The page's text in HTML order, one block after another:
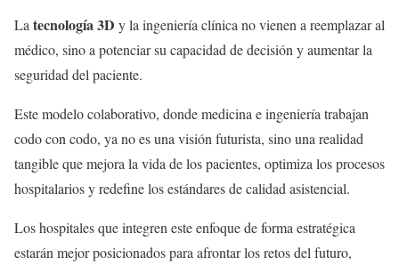
La tecnología 3D y la ingeniería clínica no vienen a reemplazar al
médico, sino a potenciar su capacidad de decisión y aumentar la
seguridad del paciente.
Este modelo colaborativo, donde medicina e ingeniería trabajan
codo con codo, ya no es una visión futurista, sino una realidad
tangible que mejora la vida de los pacientes, optimiza los procesos
hospitalarios y redefine los estándares de calidad asistencial.
Los hospitales que integren este enfoque de forma estratégica
estarán mejor posicionados para afrontar los retos del futuro,